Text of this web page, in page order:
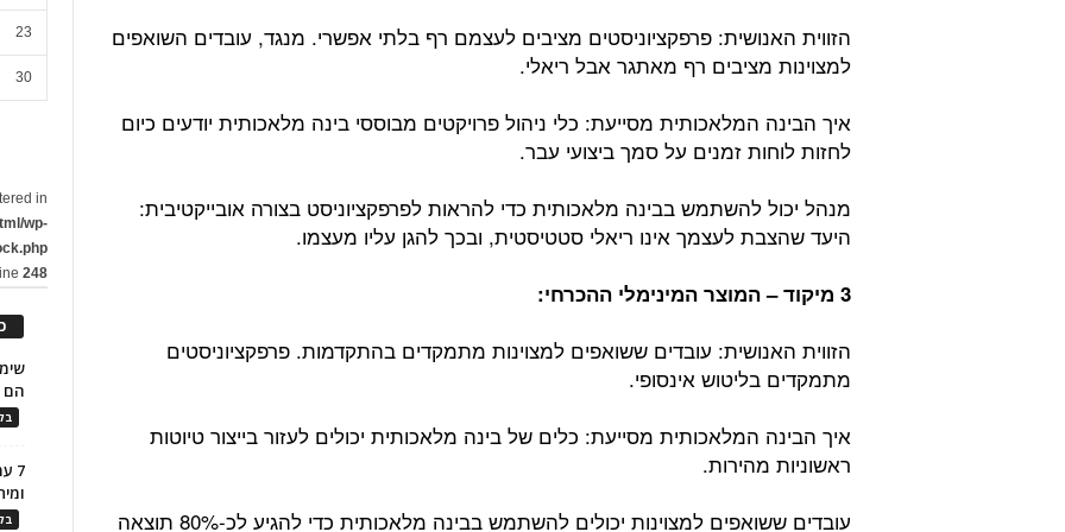
הזווית האנושית: פרפקציוניסטים מציבים לעצמם רף בלתי אפשרי. מנגד, עובדים השואפים
למצוינות מציבים רף מאתגר אבל ריאלי.
איך הבינה המלאכותית מסייעת: כלי ניהול פרויקטים מבוססי בינה מלאכותית יודעים כיום
לחזות לוחות זמנים על סמך ביצועי עבר.
מנהל יכול להשתמש בבינה מלאכותית כדי להראות לפרפקציוניסט בצורה אובייקטיבית:
היעד שהצבת לעצמך אינו ריאלי סטטיסטית, ובכך להגן עליו מעצמו.
3 מיקוד – המוצר המינימלי ההכרחי:
הזווית האנושית: עובדים ששואפים למצוינות מתמקדים בהתקדמות. פרפקציוניסטים
מתמקדים בליטוש אינסופי.
איך הבינה המלאכותית מסייעת: כלים של בינה מלאכותית יכולים לעזור בייצור טיוטות
ראשוניות מהירות.
עובדים ששואפים למצוינות יכולים להשתמש בבינה מלאכותית כדי להגיע לכ-80% תוצאה
23
30
in
wp-
248
הם
7